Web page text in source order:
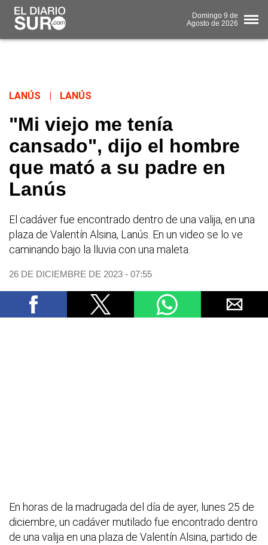
Domingo 9 de
Agosto de 2026
LANÚS LANÚS
"Mi viejo me tenía
cansado", dijo el hombre
que mató a su padre en
Lanús
El cadáver fue encontrado dentro de una valija, en una
plaza de Valentín Alsina, Lanús. En un video se lo ve
caminando bajo la lluvia con una maleta.
26 DE DICIEMBRE DE 2023 - 07:55
En horas de la madrugada del día de ayer, lunes 25 de
diciembre, un cadáver mutilado fue encontrado dentro
de una valija en una plaza de Valentín Alsina, partido de